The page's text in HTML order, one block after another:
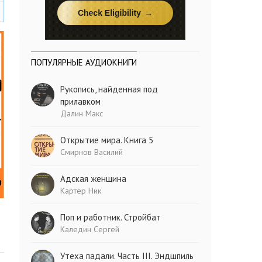
ПОПУЛЯРНЫЕ АУДИОКНИГИ
Рукопись, найденная под
прилавком
Далин Макс
Открытие мира. Книга 5
Смирнов Василий
Адская женщина
Картер Ник
Поп и работник. Стройбат
Каледин Сергей
Утеха падали. Часть III. Эндшпиль